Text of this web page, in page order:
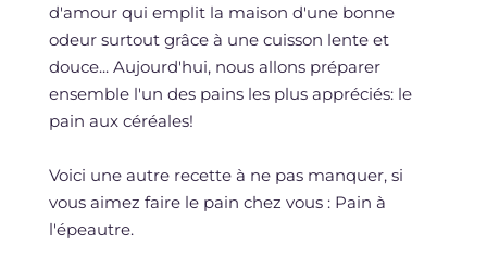
d'amour qui emplit la maison d'une bonne
odeur surtout grâce à une cuisson lente et
douce... Aujourd'hui, nous allons préparer
ensemble l'un des pains les plus appréciés: le
pain aux céréales!
Voici une autre recette à ne pas manquer, si
vous aimez faire le pain chez vous : Pain à
l'épeautre.